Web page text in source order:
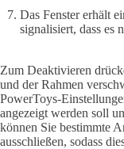
Das Fenster erhält
signalisiert, dass es
Zum Deaktivieren
und der Rahmen
PowerToys-
angezeigt werden soll
können Sie bestimmte
ausschließen, sodass